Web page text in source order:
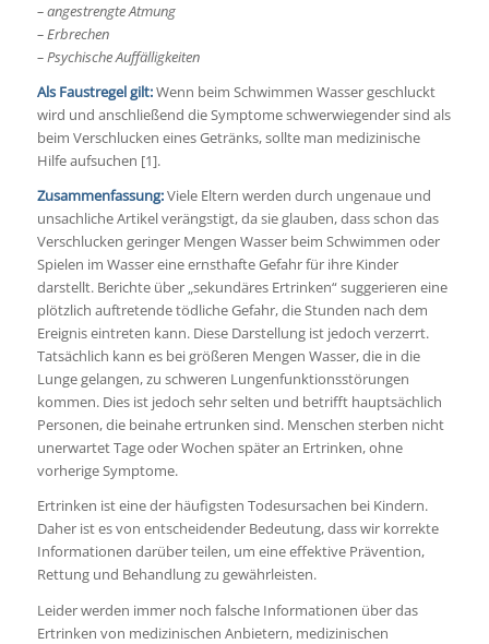
– angestrengte Atmung
– Erbrechen
– Psychische Auffälligkeiten
Als Faustregel gilt:Wenn beim Schwimmen Wasser geschluckt
wird und anschließend die Symptome schwerwiegender sind als
beim Verschlucken eines Getränks, sollte man medizinische
Hilfe aufsuchen [1].
Zusammenfassung:Viele Eltern werden durch ungenaue und
unsachliche Artikel verängstigt, da sie glauben, dass schon das
Verschlucken geringer Mengen Wasser beim Schwimmen oder
Spielen im Wasser eine ernsthafte Gefahr für ihre Kinder
darstellt. Berichte über „sekundäres Ertrinken“ suggerieren eine
plötzlich auftretende tödliche Gefahr, die Stunden nach dem
Ereignis eintreten kann. Diese Darstellung ist jedoch verzerrt.
Tatsächlich kann es bei größeren Mengen Wasser, die in die
Lunge gelangen, zu schweren Lungenfunktionsstörungen
kommen. Dies ist jedoch sehr selten und betrifft hauptsächlich
Personen, die beinahe ertrunken sind. Menschen sterben nicht
unerwartet Tage oder Wochen später an Ertrinken, ohne
vorherige Symptome.
Ertrinken ist eine der häufigsten Todesursachen bei Kindern.
Daher ist es von entscheidender Bedeutung, dass wir korrekte
Informationen darüber teilen, um eine effektive Prävention,
Rettung und Behandlung zu gewährleisten.
Leider werden immer noch falsche Informationen über das
Ertrinken von medizinischen Anbietern, medizinischen